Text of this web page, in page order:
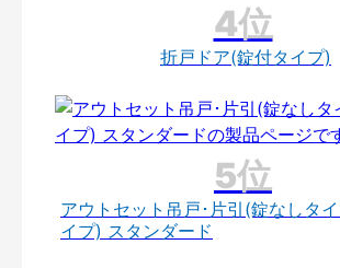
折戸ドア(錠付タイプ)
アウトセット吊戸･片引(錠なしタ
イプ) スタンダード